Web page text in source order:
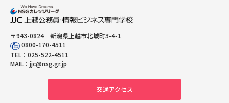
〒943-0824 新潟県上越市北城町3-4-1
0800-170-4511
TEL： 025-522-4511
MAIL： jjc@nsg.gr.jp
交通アクセス